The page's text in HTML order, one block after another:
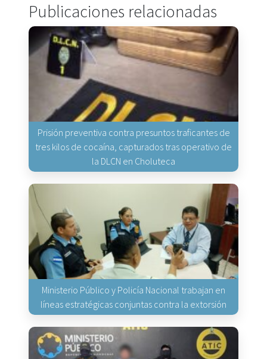
Publicaciones relacionadas
Prisión preventiva contra presuntos traficantes de
tres kilos de cocaína, capturados tras operativo de
la DLCN en Choluteca
Ministerio Público y Policía Nacional trabajan en
líneas estratégicas conjuntas contra la extorsión